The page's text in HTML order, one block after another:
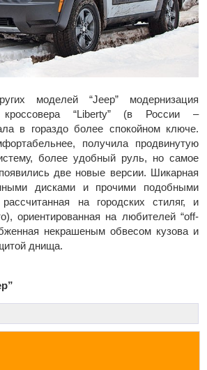
моделей “Jeep” модернизация
кроссовера “Liberty” (в России –
в гораздо более спокойном ключе.
получила продвинутую
более удобный руль, но самое
две новые версии. Шикарная
дисками и прочими подобными
на городских стиляг, и
ориентированная на любителей “off-
некрашеным обвесом кузова и
днища.